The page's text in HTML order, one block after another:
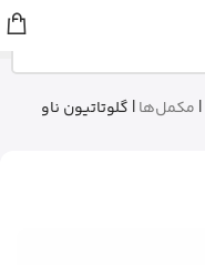
| مکمل‌ها| گلوتاتیون ناو